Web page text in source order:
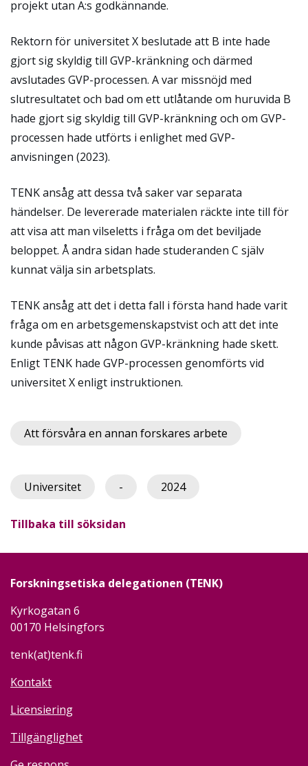
projekt utan A:s godkännande.
Rektorn för universitet X beslutade att B inte hade
gjort sig skyldig till GVP-kränkning och därmed
avslutades GVP-processen. A var missnöjd med
slutresultatet och bad om ett utlåtande om huruvida B
hade gjort sig skyldig till GVP-kränkning och om GVP-
processen hade utförts i enlighet med GVP-
anvisningen (2023).
TENK ansåg att dessa två saker var separata
händelser. De levererade materialen räckte inte till för
att visa att man vilseletts i fråga om det beviljade
beloppet. Å andra sidan hade studeranden C själv
kunnat välja sin arbetsplats.
TENK ansåg att det i detta fall i första hand hade varit
fråga om en arbetsgemenskapstvist och att det inte
kunde påvisas att någon GVP-kränkning hade skett.
Enligt TENK hade GVP-processen genomförts vid
universitet X enligt instruktionen.
Att försvåra en annan forskares arbete
Universitet - 2024
Tillbaka till söksidan
Forskningsetiska delegationen (TENK)
Kyrkogatan 6
00170 Helsingfors
tenk(at)tenk.fi
Kontakt
Licensiering
Tillgänglighet